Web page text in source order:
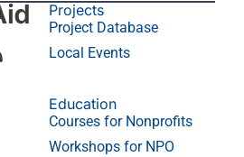
Projects
Project Database
Local Events
Education
Courses for Nonprofits
Workshops for NPO